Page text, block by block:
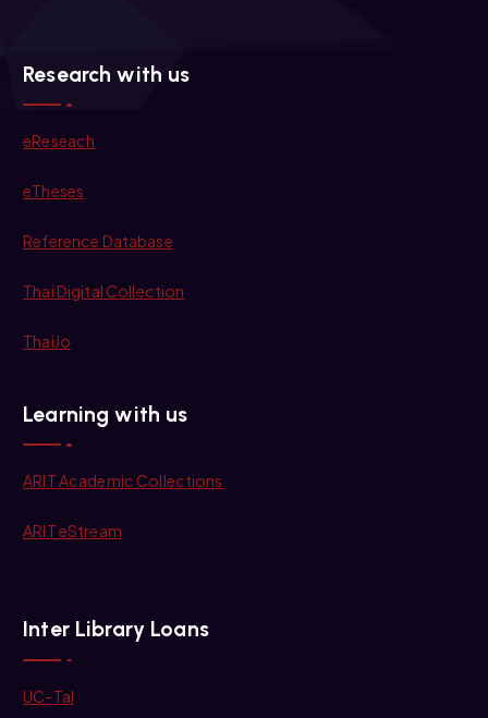
Research with us
eReseach
eTheses
Reference Database
Thai Digital Collection
ThaiJo
Learning with us
ARIT Academic Collections
ARIT eStream
Inter Library Loans
UC-Tal